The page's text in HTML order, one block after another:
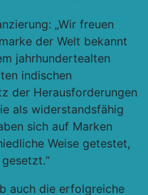
: „Wir freuen
der Welt bekannt
jahrhundertealten
indischen
der Herausforderungen
als widerstandsfähig
sich auf Marken
Weise getestet,
auch die erfolgreiche